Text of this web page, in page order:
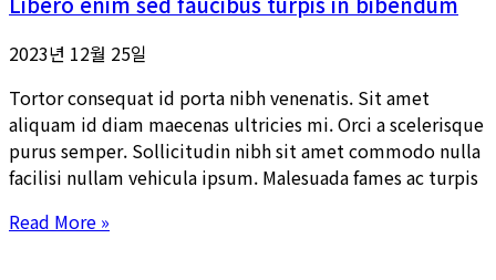
2023년 12월 25일
Tortor consequat id porta nibh venenatis. Sit amet
aliquam id diam maecenas ultricies mi. Orci a scelerisque
purus semper. Sollicitudin nibh sit amet commodo nulla
facilisi nullam vehicula ipsum. Malesuada fames ac turpis
Read More »